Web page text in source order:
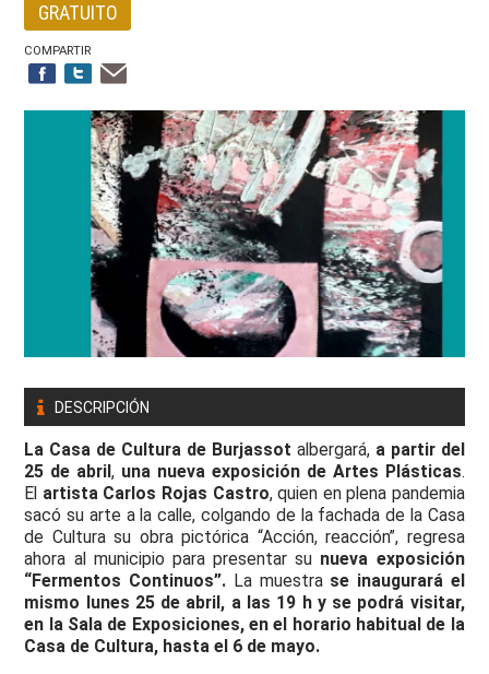
GRATUITO
COMPARTIR
DESCRIPCIÓN
La Casa de Cultura de Burjassot albergará, a partir del
25 de abril, una nueva exposición de Artes Plásticas.
El artista Carlos Rojas Castro, quien en plena pandemia
sacó su arte a la calle, colgando de la fachada de la Casa
de Cultura su obra pictórica “Acción, reacción”, regresa
ahora al municipio para presentar su nueva exposición
“Fermentos Continuos”. La muestra se inaugurará el
mismo lunes 25 de abril, a las 19 h y se podrá visitar,
en la Sala de Exposiciones, en el horario habitual de la
Casa de Cultura, hasta el 6 de mayo.